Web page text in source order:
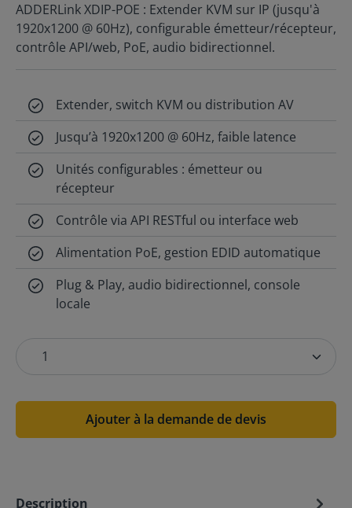
ADDERLink XDIP-POE : Extender KVM sur IP (jusqu'à
1920x1200 @ 60Hz), configurable émetteur/récepteur,
contrôle API/web, PoE, audio bidirectionnel.
Extender, switch KVM ou distribution AV
Jusqu’à 1920x1200 @ 60Hz, faible latence
Unités configurables : émetteur ou
récepteur
Contrôle via API RESTful ou interface web
Alimentation PoE, gestion EDID automatique
Plug & Play, audio bidirectionnel, console
locale
Ajouter à la demande de devis
Description